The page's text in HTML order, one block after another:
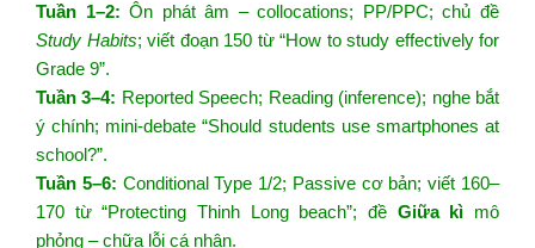
Tuần 1–2: Ôn phát âm – collocations; PP/PPC; chủ đề
Study Habits; viết đoạn 150 từ “How to study effectively for
Grade 9”.
Tuần 3–4: Reported Speech; Reading (inference); nghe bắt
ý chính; mini-debate “Should students use smartphones at
school?”.
Tuần 5–6: Conditional Type 1/2; Passive cơ bản; viết 160–
170 từ “Protecting Thinh Long beach”; đề Giữa kì mô
phỏng – chữa lỗi cá nhân.